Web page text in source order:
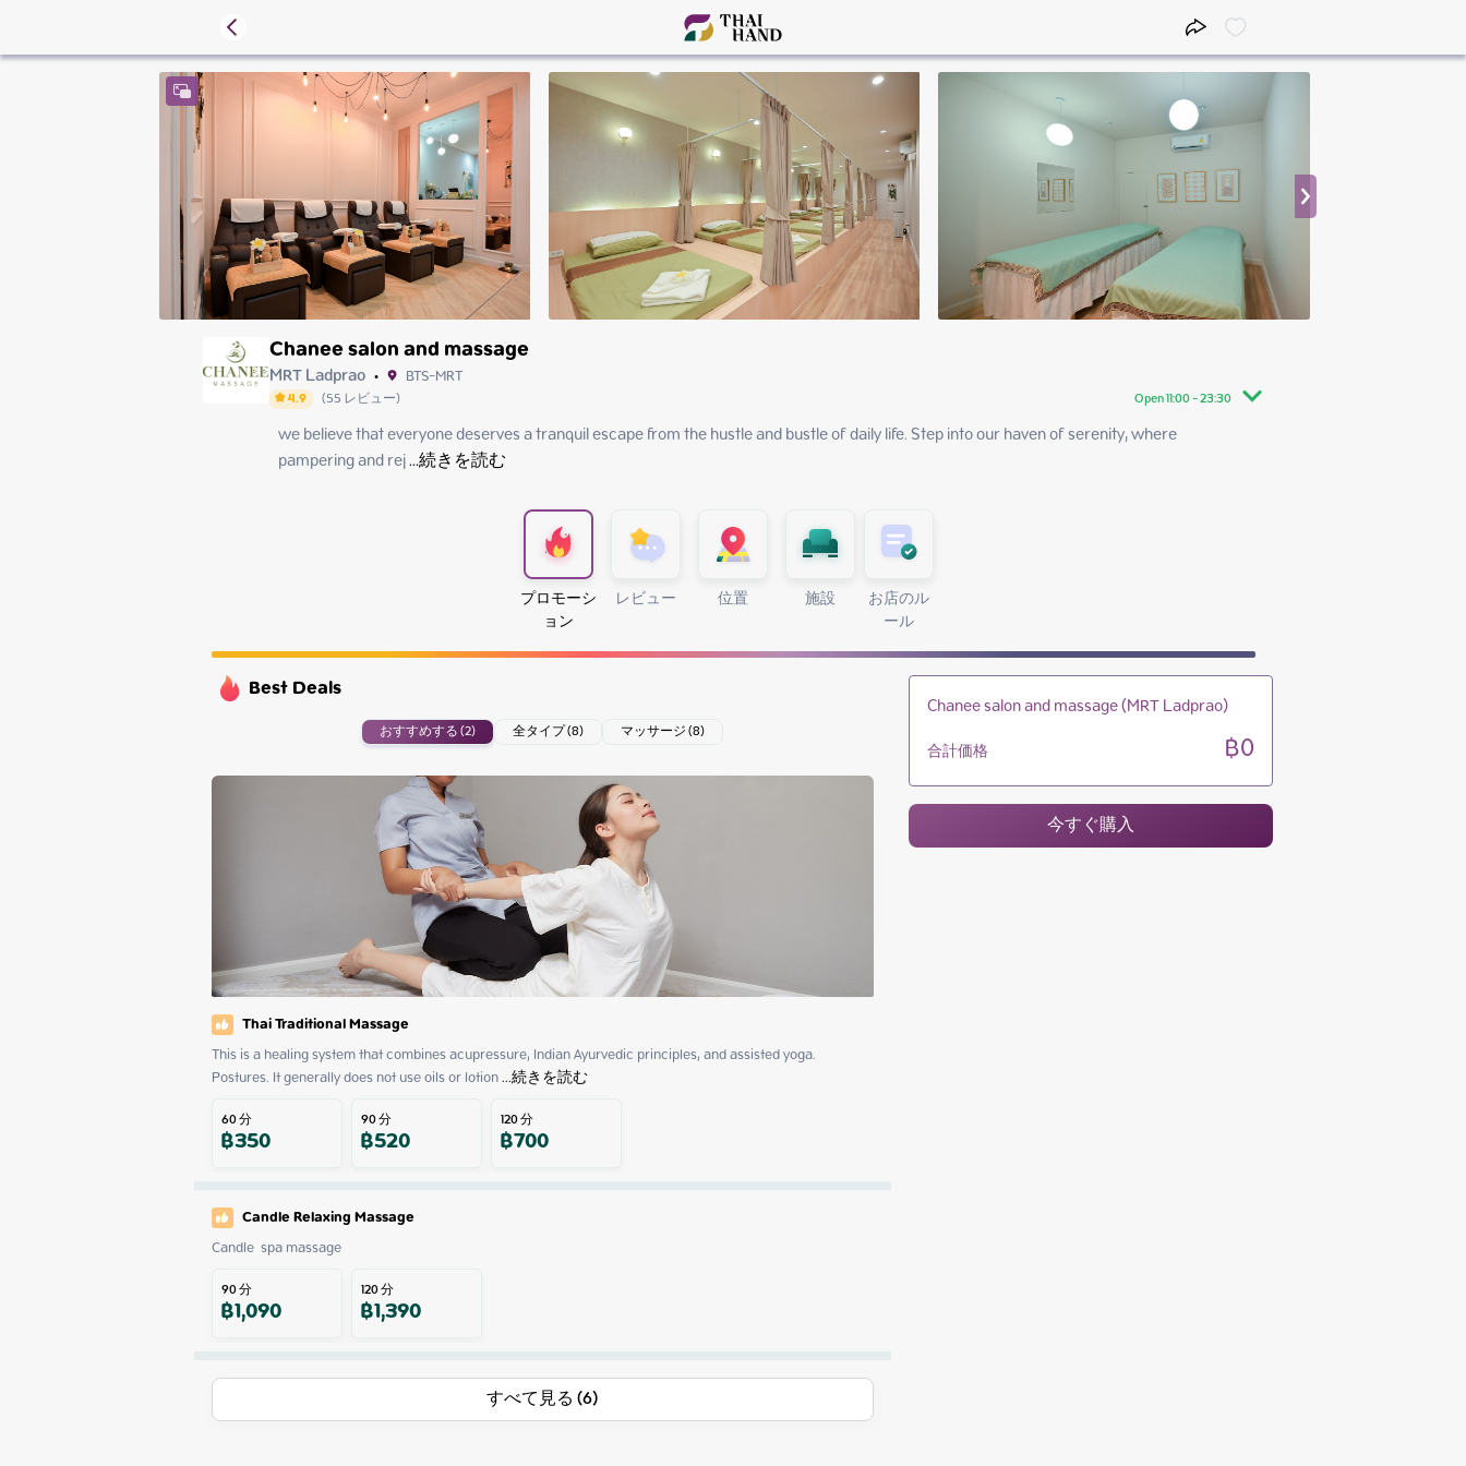
Chanee salon and massage
MRT Ladprao • BTS-MRT
4.9 (55 レビュー) Open 11:00 - 23:30
Friday 11:00 - 23:30
Saturday
Sunday
we believe that everyone deserves a tranquil escape from the hustle and bustle of daily life. Step into our haven of serenity, where
pampering and rej ...続きを読む
プロモーシ
ョン
レビュー 位置 施設 お店のル
ール
Best Deals
おすすめする (2) 全タイプ (8) マッサージ (8)
Thai Traditional Massage
This is a healing system that combines acupressure, Indian Ayurvedic principles, and assisted yoga.
Postures. It generally does not use oils or lotion ...続きを読む
60分
฿350 90分
฿520 120分
฿700
Candle Relaxing Massage
Candle  spa massage
90分
฿1,090 120分
฿1,390
すべて見る (6)
Chanee salon and massage (MRT Ladprao)
合計価格 ฿0
今すぐ購入